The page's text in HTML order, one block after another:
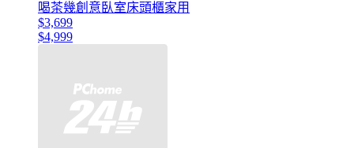
喝茶幾創意臥室床頭櫃家用
$3,699
$4,999